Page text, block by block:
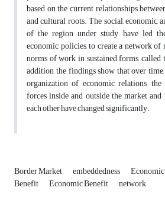
based on the current relationships
and cultural roots. The social, economic,
of the region under study have led
economic policies, to create a network of
norms of work in sustained forms,
addition, the findings show that over
organization of economic relations,
forces inside and outside the market
each other have changed significantly.
Border Market embeddedness
Benefit Economic Benefit network